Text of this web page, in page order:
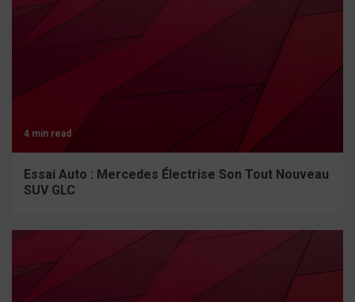
4 min read
Essai Auto : Mercedes Électrise Son Tout Nouveau
SUV GLC